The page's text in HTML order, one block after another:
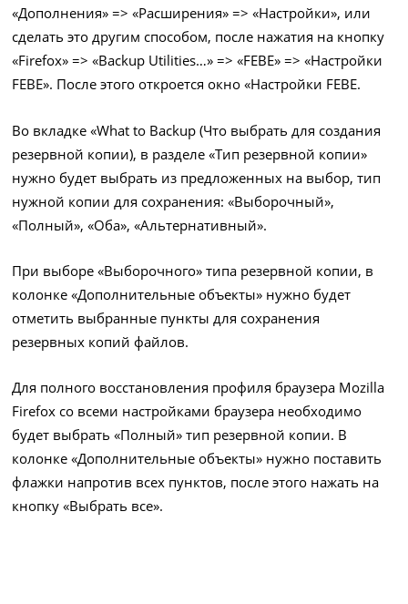
«Дополнения» => «Расширения» => «Настройки», или
сделать это другим способом, после нажатия на кнопку
«Firefox» => «Backup Utilities…» => «FEBE» => «Настройки
FEBE». После этого откроется окно «Настройки FEBE.
Во вкладке «What to Backup (Что выбрать для создания
резервной копии), в разделе «Тип резервной копии»
нужно будет выбрать из предложенных на выбор, тип
нужной копии для сохранения: «Выборочный»,
«Полный», «Оба», «Альтернативный».
При выборе «Выборочного» типа резервной копии, в
колонке «Дополнительные объекты» нужно будет
отметить выбранные пункты для сохранения
резервных копий файлов.
Для полного восстановления профиля браузера Mozilla
Firefox со всеми настройками браузера необходимо
будет выбрать «Полный» тип резервной копии. В
колонке «Дополнительные объекты» нужно поставить
флажки напротив всех пунктов, после этого нажать на
кнопку «Выбрать все».